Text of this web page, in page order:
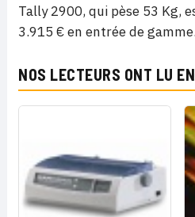
Tally 2900, qui pèse 53 Kg,
3.915 € en entrée de gamme.
NOS LECTEURS ONT LU